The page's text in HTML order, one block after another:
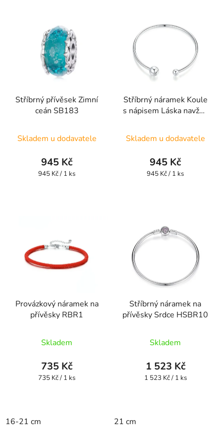
Stříbrný přívěsek Zimní
ceán SB183
Skladem u dodavatele
945 Kč
Měrná
945 Kč / 1 ks
Stříbrný náramek Koule
s nápisem Láska navždy
Skladem u dodavatele
945 Kč
Měrná
945 Kč / 1 ks
Provázkový náramek na
přívěsky RBR1
Skladem
735 Kč
Měrná
735 Kč / 1 ks
16-21 cm
Stříbrný náramek na
přívěsky Srdce HSBR10
Skladem
1 523 Kč
Měrná
1 523 Kč / 1 ks
21 cm